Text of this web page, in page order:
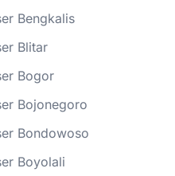
Bengkalis
Blitar
Bogor
Bojonegoro
Bondowoso
Boyolali